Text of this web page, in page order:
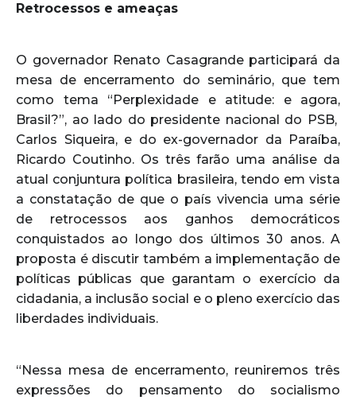
Retrocessos e ameaças
O governador Renato Casagrande participará da
mesa de encerramento do seminário, que tem
como tema “Perplexidade e atitude: e agora,
Brasil?”, ao lado do presidente nacional do PSB,
Carlos Siqueira, e do ex-governador da Paraíba,
Ricardo Coutinho. Os três farão uma análise da
atual conjuntura política brasileira, tendo em vista
a constatação de que o país vivencia uma série
de retrocessos aos ganhos democráticos
conquistados ao longo dos últimos 30 anos. A
proposta é discutir também a implementação de
políticas públicas que garantam o exercício da
cidadania, a inclusão social e o pleno exercício das
liberdades individuais.
“Nessa mesa de encerramento, reuniremos três
expressões do pensamento do socialismo